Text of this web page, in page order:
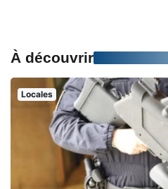
À découvrir
Locales